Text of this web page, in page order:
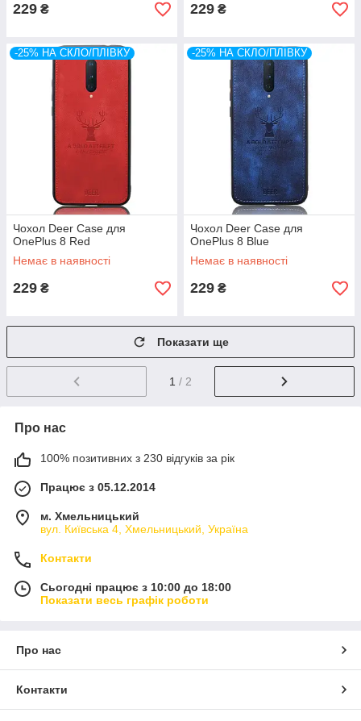
229 ₴ 229 ₴
-25% НА СКЛО/ПЛІВКУ
Чохол Deer Case для
OnePlus 8 Red
Немає в наявності
229 ₴
-25% НА СКЛО/ПЛІВКУ
Чохол Deer Case для
OnePlus 8 Blue
Немає в наявності
229 ₴
Показати ще
1 / 2
Про нас
100% позитивних з 230 відгуків за рік
Працює з 05.12.2014
м. Хмельницький
вул. Київська 4, Хмельницький, Україна
Контакти
Сьогодні працює з 10:00 до 18:00
Показати весь графік роботи
Про нас
Контакти